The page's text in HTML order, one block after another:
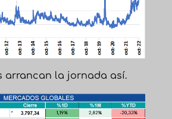
arrancan la jornada así.